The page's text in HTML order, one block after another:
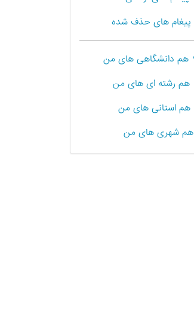
پیغام های حذف شده
هم دانشگاهی های من
هم رشته ای های من
هم استانی های من
هم شهری های من